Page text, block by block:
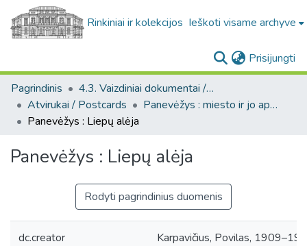
Rinkiniai ir kolekcijos Ieškoti visame archyve
Prisijungti
Pagrindinis
4.3. Vaizdiniai dokumentai / Visual documents
Atvirukai / Postcards
Panevėžys : miesto ir jo apylinkių fotografinių atvirukų rinkinys
Panevėžys : Liepų alėja
Panevėžys : Liepų alėja
Rodyti pagrindinius duomenis
dc.creator Karpavičius, Povilas,